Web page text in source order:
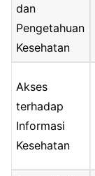
dan
Pengetahuan
Kesehatan
Akses
terhadap
Informasi
Kesehatan